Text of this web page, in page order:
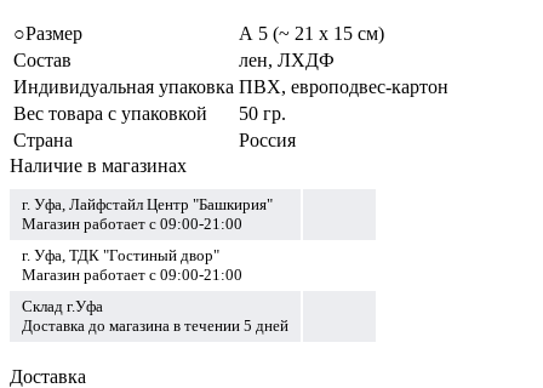
○Размер
А 5 (~ 21 х 15 см)
Состав
лен, ЛХДФ
Индивидуальная упаковка ПВХ, европодвес-картон
Вес товара с упаковкой
50 гр.
Страна
Россия
Наличие в магазинах
г. Уфа, Лайфстайл Центр "Башкирия"
Магазин работает с 09:00-21:00
г. Уфа, ТДК "Гостиный двор"
Магазин работает с 09:00-21:00
Склад г.Уфа
Доставка до магазина в течении 5 дней
Доставка